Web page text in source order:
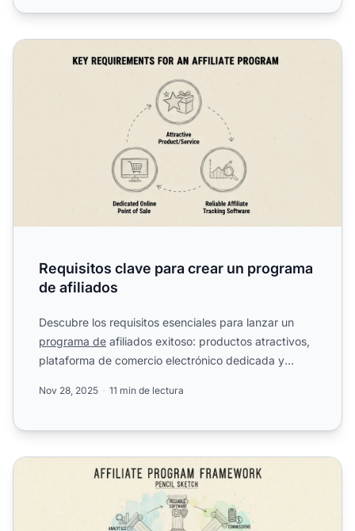
Requisitos clave para crear un programa de afiliados
Requisitos clave para crear un programa
de afiliados
Descubre los requisitos esenciales para lanzar un
programa de afiliados exitoso: productos atractivos,
plataforma de comercio electrónico dedicada y
Nov 28, 2025 11 min de lectura
¿Cómo puedo asegurar el éxito de mi programa de